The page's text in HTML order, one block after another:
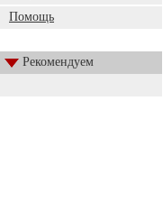
Помощь
Рекомендуем